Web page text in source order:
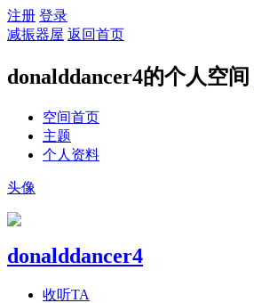
注册 登录
减振器屋 返回首页
donalddancer4的个人空间
空间首页
主题
个人资料
头像
donalddancer4
收听TA